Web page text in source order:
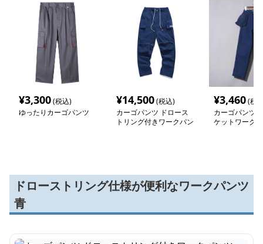
¥3,300(税込)
ゆったりカーゴパンツ
¥14,500(税込)
カーゴパンツ ドロース
トリング付きワークパン
¥3,460(税
カーゴパンツ
ケットワーク
ドローストリング仕様が便利なワークパンツ
青